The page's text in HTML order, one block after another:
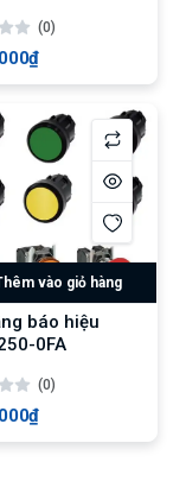
(0)
vào giỏ hàng
báo hiệu
0FA
(0)